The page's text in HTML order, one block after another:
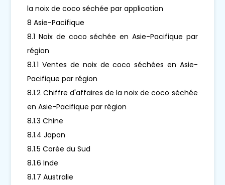
la noix de coco séchée par application
8 Asie-Pacifique
8.1 Noix de coco séchée en Asie-Pacifique par
région
8.1.1 Ventes de noix de coco séchées en Asie-
Pacifique par région
8.1.2 Chiffre d'affaires de la noix de coco séchée
en Asie-Pacifique par région
8.1.3 Chine
8.1.4 Japon
8.1.5 Corée du Sud
8.1.6 Inde
8.1.7 Australie